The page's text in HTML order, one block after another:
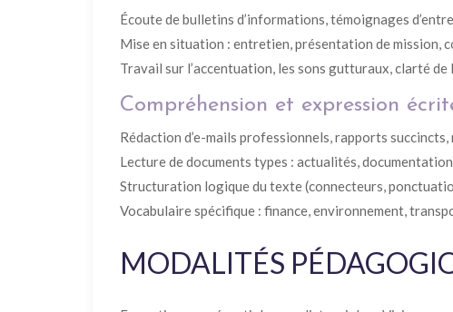
Écoute de bulletins d’informations, témoignages
Mise en situation : entretien, présentation de mission,
Travail sur l’accentuation, les sons gutturaux, clarté de
Compréhension et expression
Rédaction d’e-mails professionnels, rapports succincts,
Lecture de documents types : actualités,
Structuration logique du texte (connecteurs,
Vocabulaire spécifique : finance, environnement,
MODALITÉS